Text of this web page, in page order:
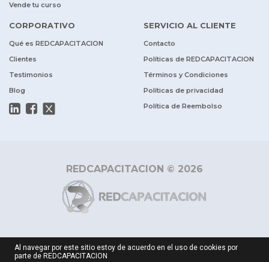
Vende tu curso
CORPORATIVO
Qué es REDCAPACITACION
Clientes
Testimonios
Blog
SERVICIO AL CLIENTE
Contacto
Políticas de REDCAPACITACION
Términos y Condiciones
Políticas de privacidad
Política de Reembolso
REDCAPACITACION © 2026
Al navegar por este sitio estoy de acuerdo en el uso de cookies por
parte de REDCAPACITACION